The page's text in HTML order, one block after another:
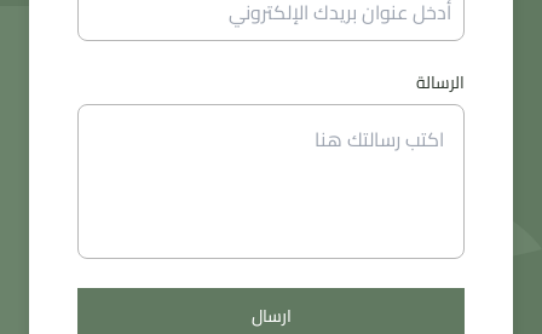
الرسالة
ارسال